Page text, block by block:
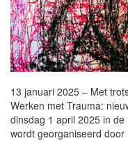
13 januari 2025 – Met
Werken met Trauma:
dinsdag 1 april 2025 in
wordt georganiseerd